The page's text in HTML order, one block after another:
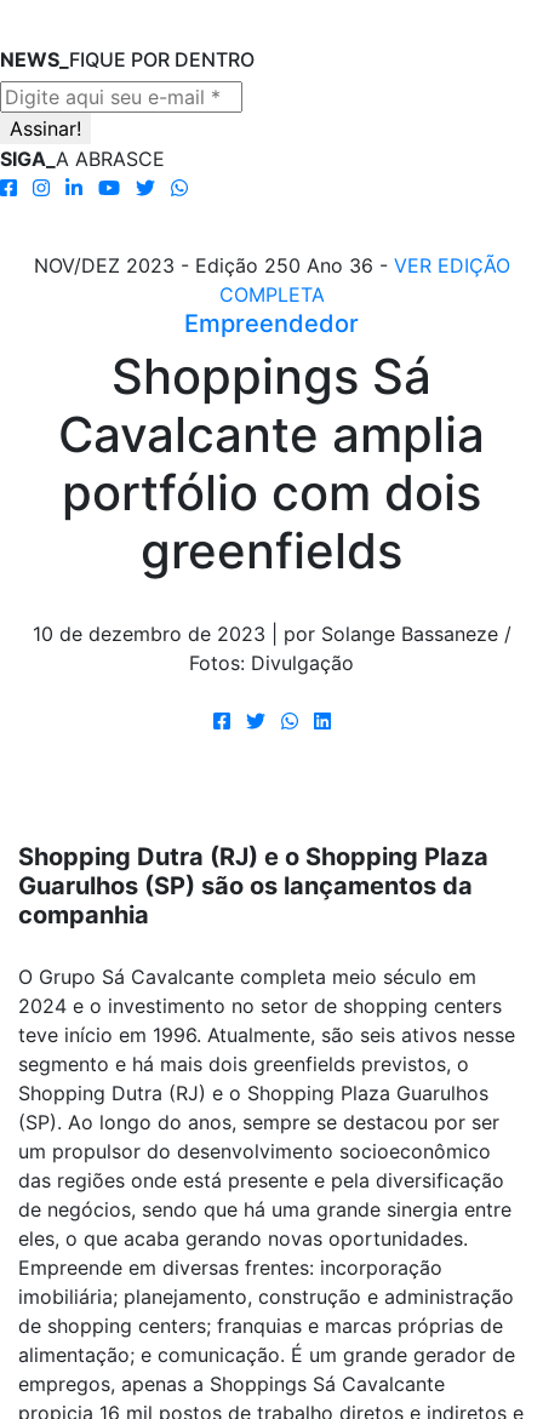
NEWS_ FIQUE POR DENTRO
SIGA_ A ABRASCE
NOV/DEZ 2023 - Edição 250 Ano 36 - VER EDIÇÃO
COMPLETA
Empreendedor
Shoppings Sá
Cavalcante amplia
portfólio com dois
greenfields
10 de dezembro de 2023 | por Solange Bassaneze /
Fotos: Divulgação
Shopping Dutra (RJ) e o Shopping Plaza
Guarulhos (SP) são os lançamentos da
companhia
O Grupo Sá Cavalcante completa meio século em
2024 e o investimento no setor de shopping centers
teve início em 1996. Atualmente, são seis ativos nesse
segmento e há mais dois greenfields previstos, o
Shopping Dutra (RJ) e o Shopping Plaza Guarulhos
(SP). Ao longo do anos, sempre se destacou por ser
um propulsor do desenvolvimento socioeconômico
das regiões onde está presente e pela diversificação
de negócios, sendo que há uma grande sinergia entre
eles, o que acaba gerando novas oportunidades.
Empreende em diversas frentes: incorporação
imobiliária; planejamento, construção e administração
de shopping centers; franquias e marcas próprias de
alimentação; e comunicação. É um grande gerador de
empregos, apenas a Shoppings Sá Cavalcante
propicia 16 mil postos de trabalho diretos e indiretos e